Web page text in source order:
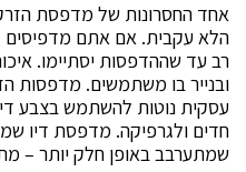
אחד החסרונות של מדפסת
הלא עקבית. אם אתם מדפיסים
רב עד שההדפסות יסתיימו.
ובנייר בו משתמשים. מדפסות
עסקית נוטות להשתמש בצבע
חדים ולגרפיקה. מדפסת דיו
שמתערבב באופן חלק יותר –